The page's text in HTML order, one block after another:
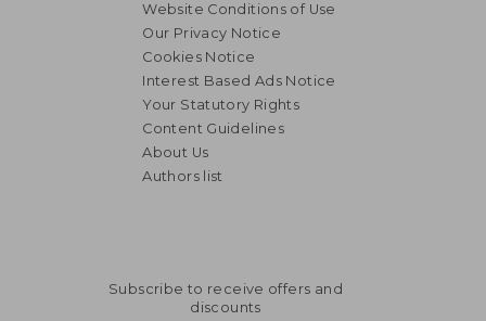
Website Conditions of Use
Our Privacy Notice
Cookies Notice
Interest Based Ads Notice
Your Statutory Rights
Content Guidelines
About Us
Authors list
Subscribe to receive offers and
discounts